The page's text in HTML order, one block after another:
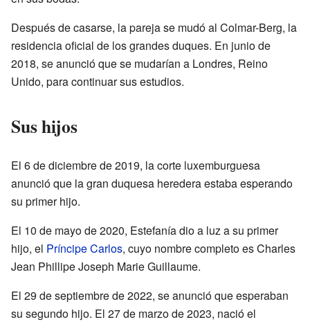
Después de casarse, la pareja se mudó al Colmar-Berg, la
residencia oficial de los grandes duques. En junio de
2018, se anunció que se mudarían a Londres, Reino
Unido, para continuar sus estudios.
Sus hijos
El 6 de diciembre de 2019, la corte luxemburguesa
anunció que la gran duquesa heredera estaba esperando
su primer hijo.
El 10 de mayo de 2020, Estefanía dio a luz a su primer
hijo, el Príncipe Carlos, cuyo nombre completo es Charles
Jean Phillipe Joseph Marie Guillaume.
El 29 de septiembre de 2022, se anunció que esperaban
su segundo hijo. El 27 de marzo de 2023, nació el